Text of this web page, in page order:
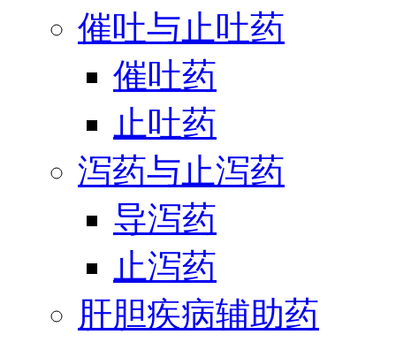
催吐与止吐药
催吐药
止吐药
泻药与止泻药
导泻药
止泻药
肝胆疾病辅助药